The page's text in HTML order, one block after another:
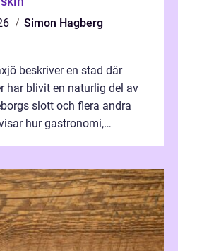
Simon Hagberg
beskriver en stad där
har blivit en naturlig del av
slott och flera andra
hur gastronomi,